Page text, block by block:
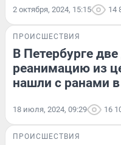
2 октября, 2024, 15:15 14
ПРОИСШЕСТВИЯ
В Петербурге
реанимацию из
нашли с ранами в
18 июля, 2024, 09:29 16
ПРОИСШЕСТВИЯ